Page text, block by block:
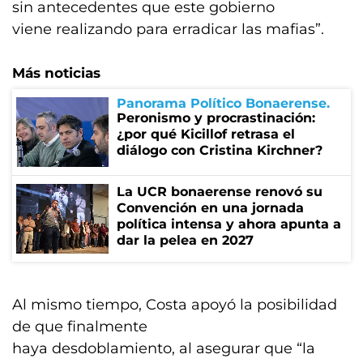
sin antecedentes que este gobierno
viene realizando para erradicar las mafias”.
Más noticias
Panorama Político Bonaerense
Peronismo y procrastinación:
¿por qué Kicillof retrasa el
diálogo con Cristina Kirchner?
La UCR bonaerense renovó su
Convención en una jornada
política intensa y ahora apunta a
dar la pelea en 2027
Al mismo tiempo, Costa apoyó la posibilidad
de que finalmente
haya desdoblamiento, al asegurar que “la